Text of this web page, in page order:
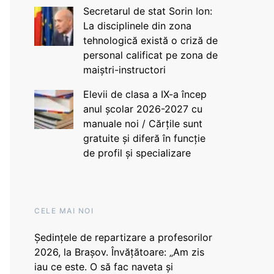
Secretarul de stat Sorin Ion:
La disciplinele din zona
tehnologică există o criză de
personal calificat pe zona de
maiștri-instructori
Elevii de clasa a IX-a încep
anul școlar 2026-2027 cu
manuale noi / Cărțile sunt
gratuite și diferă în funcție
de profil și specializare
CELE MAI NOI
Ședințele de repartizare a profesorilor
2026, la Brașov. Învățătoare: „Am zis
iau ce este. O să fac naveta și